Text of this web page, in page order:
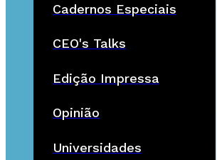
Cadernos Especiais
CEO's Talks
Edição Impressa
Opinião
Universidades